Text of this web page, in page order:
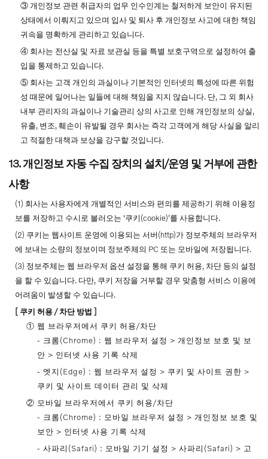
③ 개인정보 관련 취급자의 업무 인수인계는 철저하게 보안이 유지된
상태에서 이뤄지고 있으며 입사 및 퇴사 후 개인정보 사고에 대한 책임
귀속을 명확하게 관리하고 있습니다.
④ 회사는 전산실 및 자료 보관실 등을 특별 보호구역으로 설정하여 출
입을 통제하고 있습니다.
⑤ 회사는 고객 개인의 과실이나 기본적인 인터넷의 특성에 따른 위험
성 때문에 일어나는 일들에 대해 책임을 지지 않습니다. 단, 그 외 회사
내부 관리자의 과실이나 기술관리 상의 사고로 인해 개인정보의 상실,
유출, 변조, 훼손이 유발될 경우 회사는 즉각 고객에게 해당 사실을 알리
고 적절한 대책과 보상을 강구할 것입니다.
13. 개인정보 자동 수집 장치의 설치/운영 및 거부에 관한
사항
(1) 회사는 사용자에게 개별적인 서비스와 편의를 제공하기 위해 이용정
보를 저장하고 수시로 불러오는 ‘쿠키(cookie)’를 사용합니다.
(2) 쿠키는 웹사이트 운영에 이용되는 서버(http)가 정보주체의 브라우저
에 보내는 소량의 정보이며 정보주체의 PC 또는 모바일에 저장됩니다.
(3) 정보주체는 웹 브라우저 옵션 설정을 통해 쿠키 허용, 차단 등의 설정
을 할 수 있습니다. 다만, 쿠키 저장을 거부할 경우 맞춤형 서비스 이용에
어려움이 발생할 수 있습니다.
[ 쿠키 허용 / 차단 방법 ]
① 웹 브라우저에서 쿠키 허용/차단
- 크롬(Chrome) : 웹 브라우저 설정 > 개인정보 보호 및 보
안 > 인터넷 사용 기록 삭제
- 엣지(Edge) : 웹 브라우저 설정 > 쿠키 및 사이트 권한 >
쿠키 및 사이트 데이터 관리 및 삭제
② 모바일 브라우저에서 쿠키 허용/차단
- 크롬(Chrome) : 모바일 브라우저 설정 > 개인정보 보호 및
보안 > 인터넷 사용 기록 삭제
- 사파리(Safari) : 모바일 기기 설정 > 사파리(Safari) > 고